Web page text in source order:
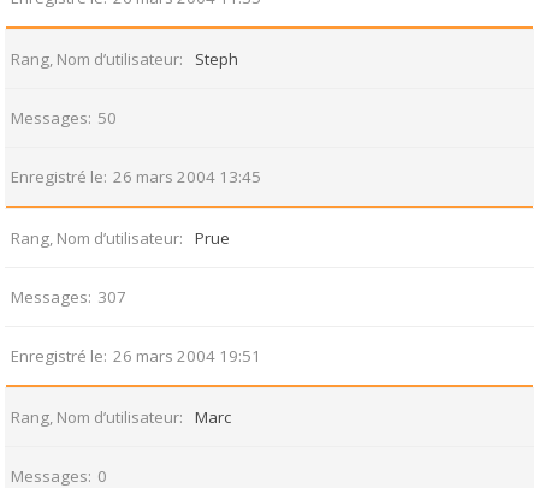
Rang, Nom d’utilisateur Steph
Messages 50
Enregistré le 26 mars 2004 13:45
Rang, Nom d’utilisateur Prue
Messages 307
Enregistré le 26 mars 2004 19:51
Rang, Nom d’utilisateur Marc
Messages 0